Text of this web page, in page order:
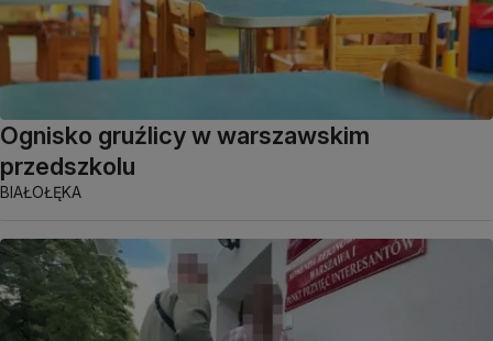
Ognisko gruźlicy w warszawskim
przedszkolu
BIAŁOŁĘKA